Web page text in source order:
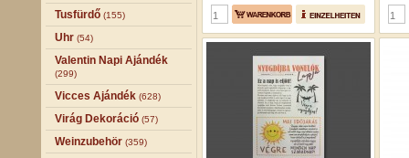
Tusfürdő (155)
Uhr (54)
Valentin Napi Ajándék
(299)
Vicces Ajándék (628)
Virág Dekoráció (57)
Weinzubehör (359)